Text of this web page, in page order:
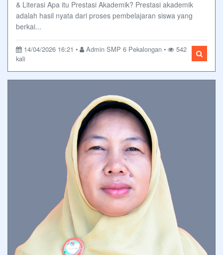
& Literasi Apa itu Prestasi Akademik? Prestasi akademik
adalah hasil nyata dari proses pembelajaran siswa yang
berkai...
14/04/2026 16:21 • Admin SMP 6 Pekalongan •
542
kali